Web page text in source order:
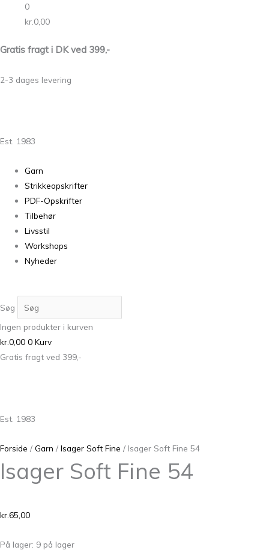
0
kr. 0,00
Gratis fragt i DK ved 399,-
2-3 dages levering
Est. 1983
Garn
Strikkeopskrifter
PDF-Opskrifter
Tilbehør
Livsstil
Workshops
Nyheder
Søg
Ingen produkter i kurven
kr.0,00 0 Kurv
Gratis fragt ved 399,-
Est. 1983
Forside / Garn / Isager Soft Fine / Isager Soft Fine 54
Isager Soft Fine 54
kr.65,00
På lager: 9 på lager